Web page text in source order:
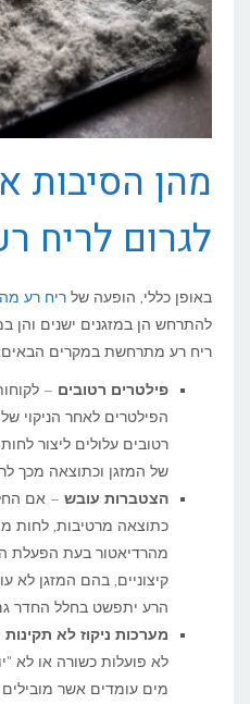
מהן הסיבות
לגרום לריח
באופן כללי, הופעה של ריח רע
להתרחש הן במזגנים ישנים והן
ריח רע מתרחשת במקרים הבאים:
פילטרים רטובים –
הפילטרים לאחר הניקוי
רטובים עלולים ליצור
של המזגן וכתוצאה מכך
הצטברות עובש – אם
כתוצאה מרטיבות, לחות
מהרדיאטור בעת הפעלת
קיצוניים, בהם המזגן לא
הרע יתפשט בחלל החדר גם
מערכות ניקוז לא תקינות
לא פועלות כשורה או לא
מים עומדים אשר מובילים